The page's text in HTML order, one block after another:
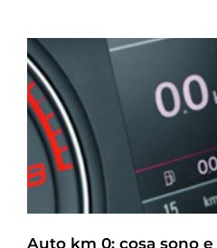
Auto km 0: cosa sono